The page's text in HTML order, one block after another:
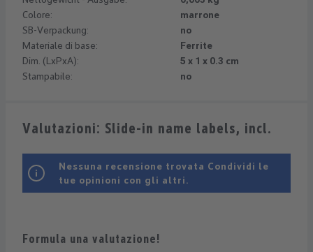
Colore:
marrone
SB-Verpackung:
no
Materiale di base:
Ferrite
Dim. (LxPxA):
5 x 1 x 0.3 cm
Stampabile:
no
Valutazioni: Slide-in name labels, incl.
Formula una valutazione!
Nessuna recensione trovata Condividi le
tue opinioni con gli altri.